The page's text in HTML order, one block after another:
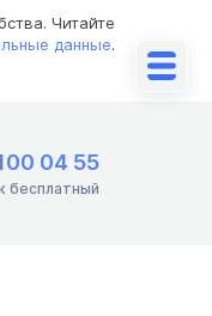
Читайте
данные.
04 55
бесплатный